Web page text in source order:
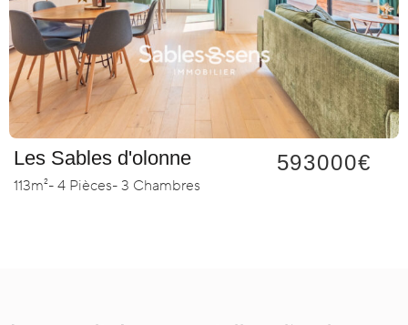
Les Sables d'olonne 593000€
113m²- 4 Pièces- 3 Chambres